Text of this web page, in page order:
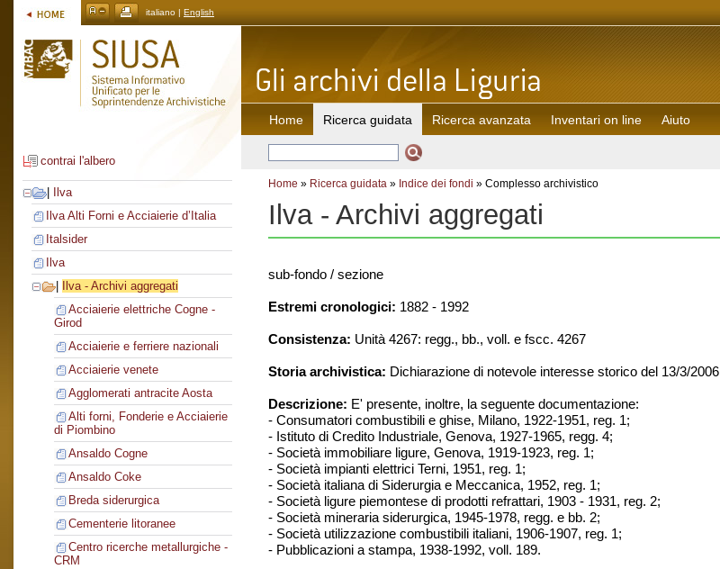
italiano | English
contrai l'albero
Ilva
Ilva Alti Forni e Acciaierie d’Italia
Italsider
Ilva
Ilva - Archivi aggregati
Acciaierie elettriche Cogne -
Girod
Acciaierie e ferriere nazionali
Acciaierie venete
Agglomerati antracite Aosta
Alti forni, Fonderie e Acciaierie
di Piombino
Ansaldo Cogne
Ansaldo Coke
Breda siderurgica
Cementerie litoranee
Centro ricerche metallurgiche -
CRM
Home Ricerca guidata Ricerca avanzata Inventari on line Aiuto
Home » Ricerca guidata » Indice dei fondi » Complesso archivistico
Ilva - Archivi aggregati
sub-fondo / sezione
Estremi cronologici: 1882 - 1992
Consistenza: Unità 4267: regg., bb., voll. e fscc. 4267
Storia archivistica: Dichiarazione di notevole interesse storico del 13/3/2006
Descrizione: E' presente, inoltre, la seguente documentazione:
- Consumatori combustibili e ghise, Milano, 1922-1951, reg. 1;
- Istituto di Credito Industriale, Genova, 1927-1965, regg. 4;
- Società immobiliare ligure, Genova, 1919-1923, reg. 1;
- Società impianti elettrici Terni, 1951, reg. 1;
- Società italiana di Siderurgia e Meccanica, 1952, reg. 1;
- Società ligure piemontese di prodotti refrattari, 1903 - 1931, reg. 2;
- Società mineraria siderurgica, 1945-1978, regg. e bb. 2;
- Società utilizzazione combustibili italiani, 1906-1907, reg. 1;
- Pubblicazioni a stampa, 1938-1992, voll. 189.